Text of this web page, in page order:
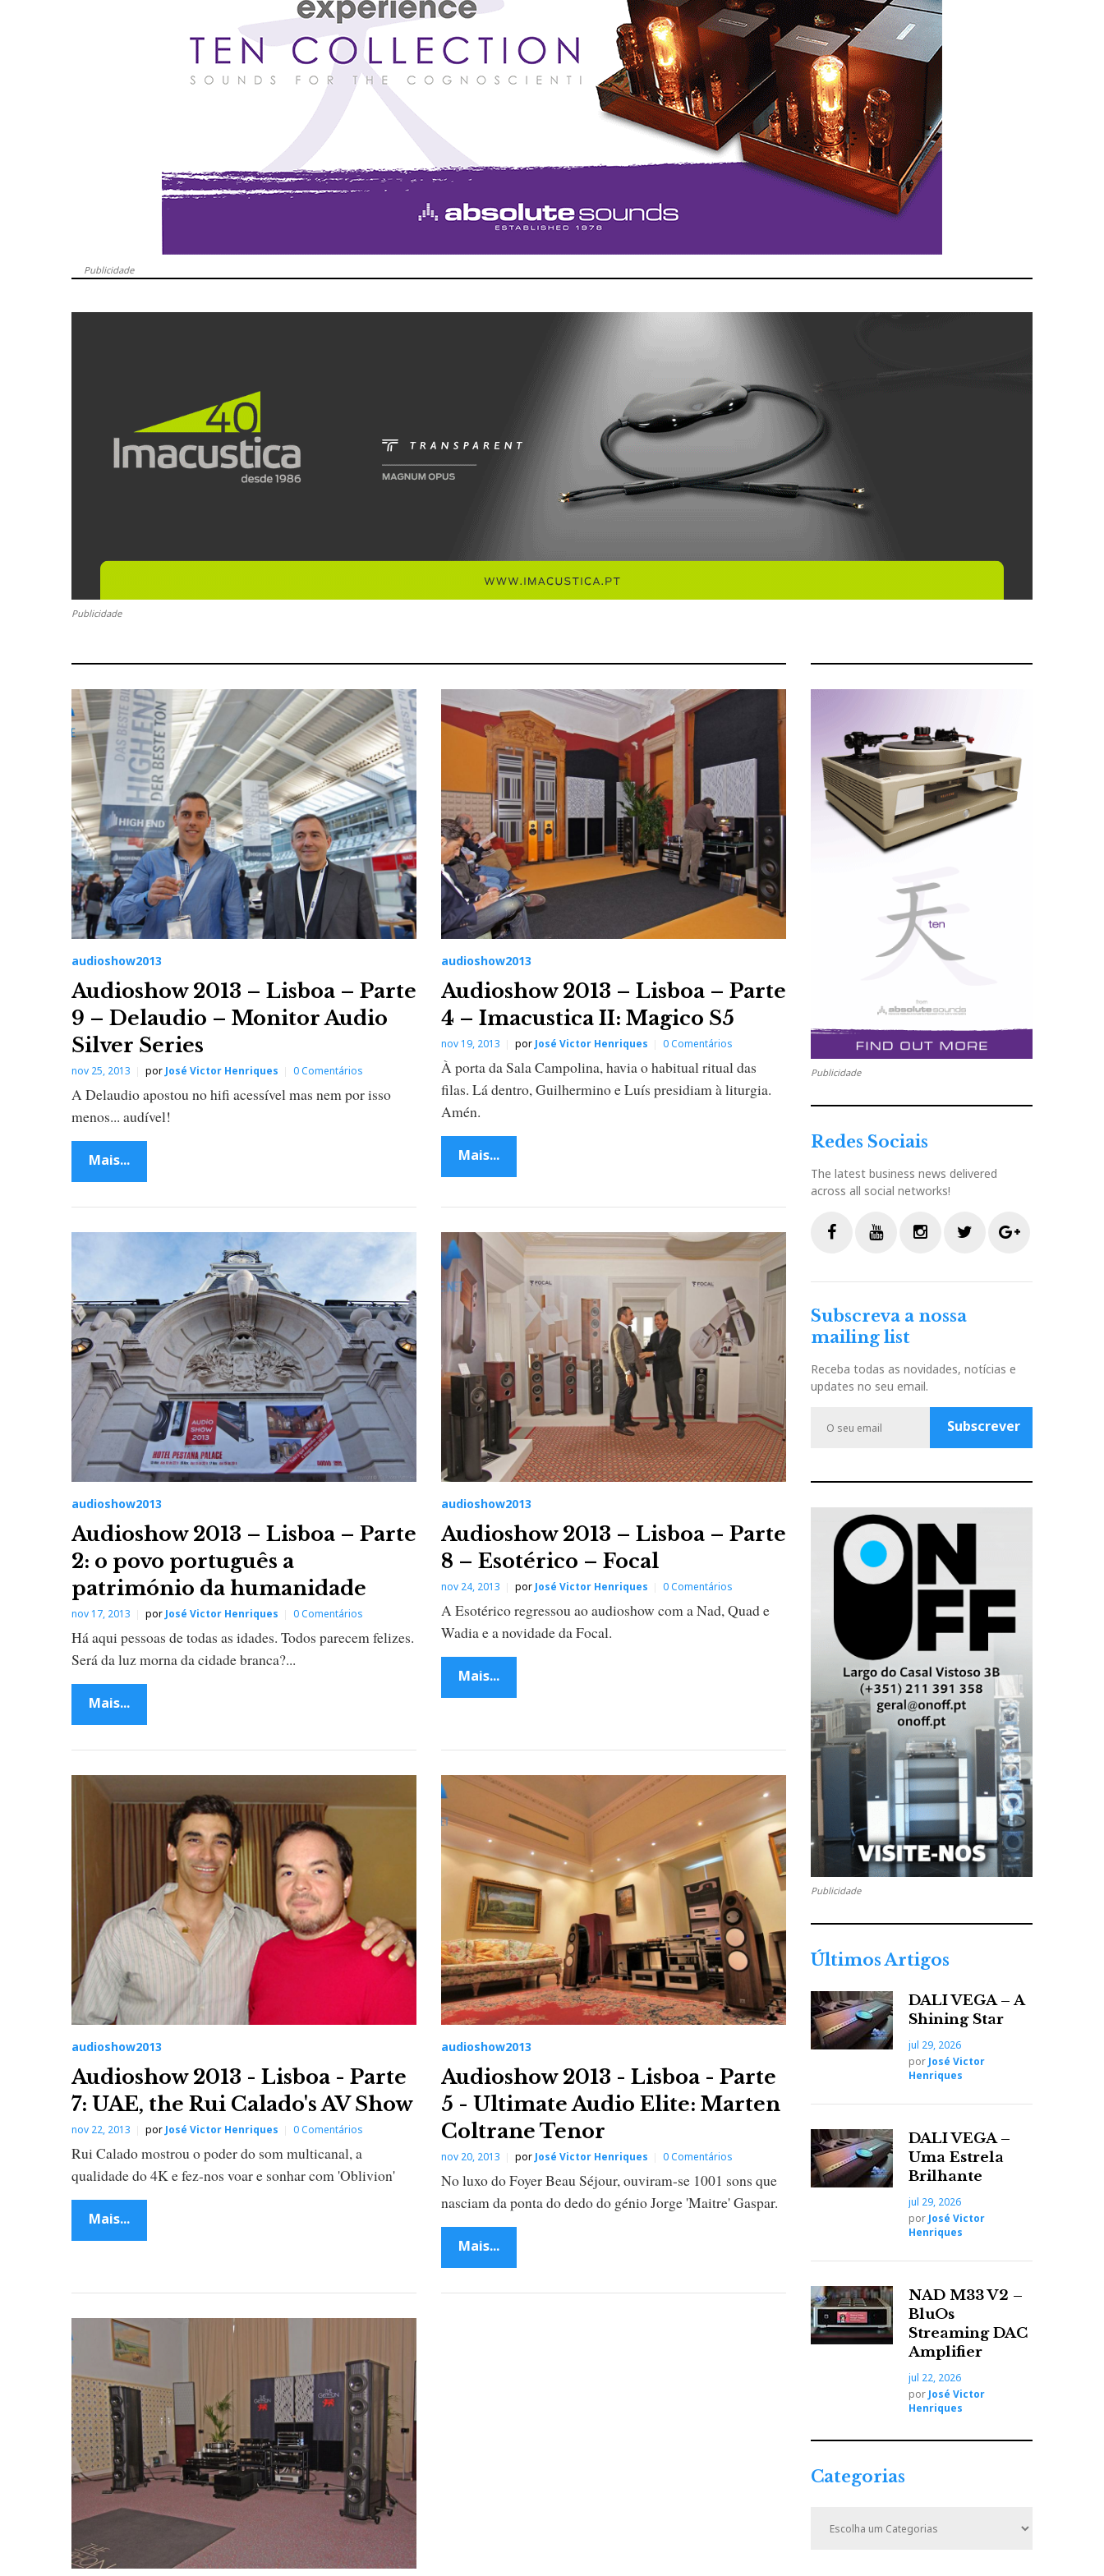
Publicidade
Publicidade
audioshow2013
Audioshow 2013 – Lisboa – Parte
9 – Delaudio – Monitor Audio
Silver Series
nov 25, 2013 por José Victor Henriques 0 Comentários
A Delaudio apostou no hifi acessível mas nem por isso
menos... audível!
Mais...
audioshow2013
Audioshow 2013 – Lisboa – Parte
4 – Imacustica II: Magico S5
nov 19, 2013 por José Victor Henriques 0 Comentários
À porta da Sala Campolina, havia o habitual ritual das
filas. Lá dentro, Guilhermino e Luís presidiam à liturgia.
Amén.
Mais...
audioshow2013
Audioshow 2013 – Lisboa – Parte
2: o povo português a
património da humanidade
nov 17, 2013 por José Victor Henriques 0 Comentários
Há aqui pessoas de todas as idades. Todos parecem felizes.
Será da luz morna da cidade branca?...
Mais...
audioshow2013
Audioshow 2013 – Lisboa – Parte
8 – Esotérico – Focal
nov 24, 2013 por José Victor Henriques 0 Comentários
A Esotérico regressou ao audioshow com a Nad, Quad e
Wadia e a novidade da Focal.
Mais...
audioshow2013
Audioshow 2013 - Lisboa - Parte
7: UAE, the Rui Calado's AV Show
nov 22, 2013 por José Victor Henriques 0 Comentários
Rui Calado mostrou o poder do som multicanal, a
qualidade do 4K e fez-nos voar e sonhar com 'Oblivion'
Mais...
audioshow2013
Audioshow 2013 - Lisboa - Parte
5 - Ultimate Audio Elite: Marten
Coltrane Tenor
nov 20, 2013 por José Victor Henriques 0 Comentários
No luxo do Foyer Beau Séjour, ouviram-se 1001 sons que
nasciam da ponta do dedo do génio Jorge 'Maitre' Gaspar.
Mais...
Publicidade
Redes Sociais
The latest business news delivered
across all social networks!
a
e
b
o
k
o
t
u
e
n
t
a
a
w
t
r
o
P
s
Subscreva a nossa
mailing list
Receba todas as novidades, notícias e
updates no seu email.
Subscrever
Publicidade
Últimos Artigos
DALI VEGA – A
Shining Star
jul 29, 2026
por José Victor
Henriques
DALI VEGA –
Uma Estrela
Brilhante
jul 29, 2026
por José Victor
Henriques
NAD M33 V2 –
BluOs
Streaming DAC
Amplifier
jul 22, 2026
por José Victor
Henriques
Categorias